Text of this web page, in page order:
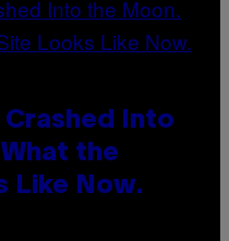
Into
the
Like Now.